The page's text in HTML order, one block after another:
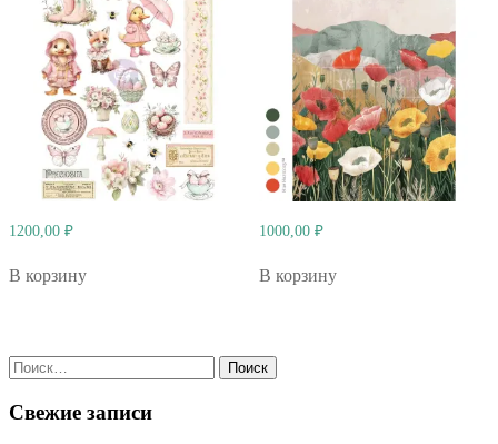
1200,00 ₽
В корзину
1000,00 ₽
В корзину
Найти:
Свежие записи